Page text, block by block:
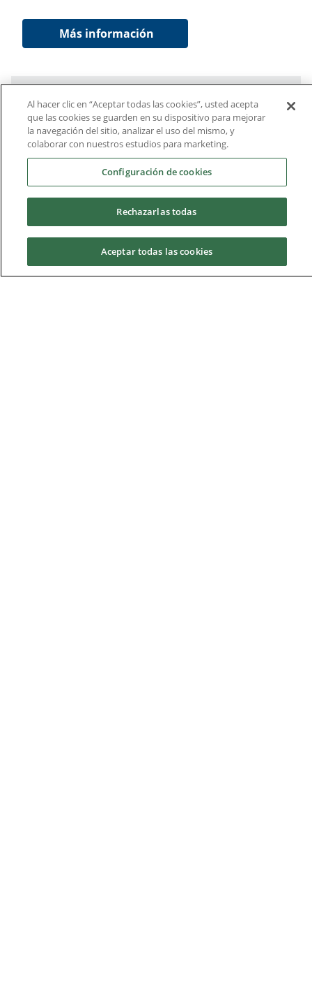
Más información
¿Por qué la UCAM?
Perfil del estudiante
Salidas profesionales
Prácticas en empresas
Al hacer clic en “Aceptar todas las cookies”, usted acepta
que las cookies se guarden en su dispositivo para mejorar
la navegación del sitio, analizar el uso del mismo, y
colaborar con nuestros estudios para marketing.
Configuración de cookies
Rechazarlas todas
Aceptar todas las cookies